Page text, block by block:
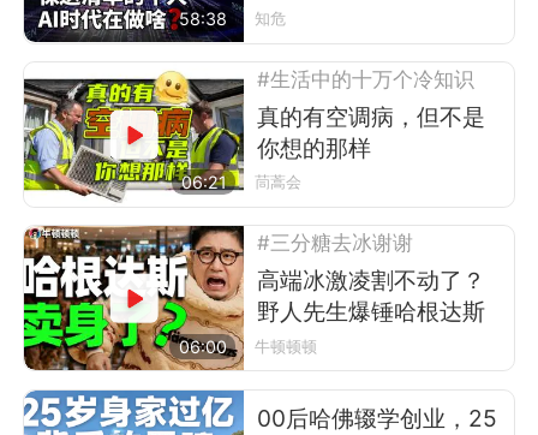
58:38 知危
06:21
#生活中的十万个冷知识
真的有空调病，但不是
你想的那样
茼蒿会
06:00
#三分糖去冰谢谢
高端冰激凌割不动了？
野人先生爆锤哈根达斯
牛顿顿顿
00后哈佛辍学创业，25